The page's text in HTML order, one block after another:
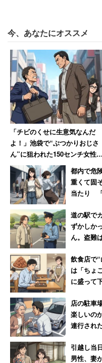
今、あなたにオススメ
「チビのくせに生意気なんだ
よ！」池袋で“ぶつかりおじさ
ん”に狙われた150センチ女性大
柄な知人の陰に隠れて難を逃れ
た恐怖
都内で危
重くて固
当たり
道の駅で
ずかしか
ん。盗難
飲食店で
は「ちょ
に盛って
店の駐車
楽しいの
連行され
引越し当
男性、妻